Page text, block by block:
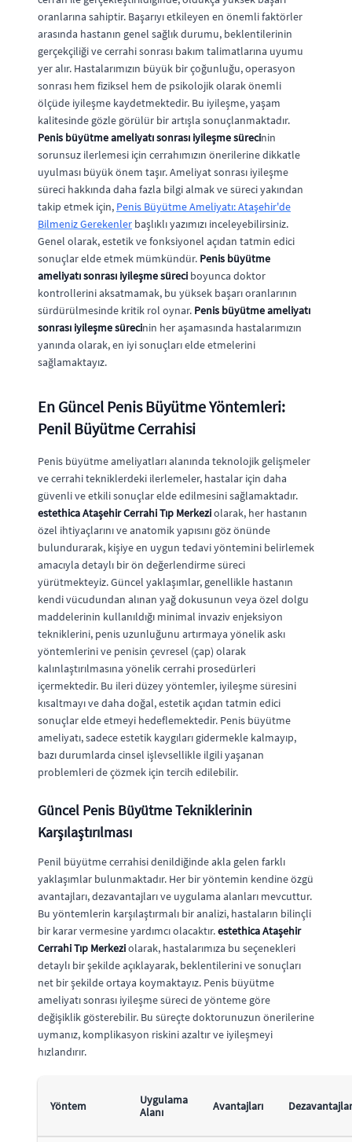
oranlarına sahiptir. Başarıyı etkileyen en önemli faktörler
arasında hastanın genel sağlık durumu, beklentilerinin
gerçekçiliği ve cerrahi sonrası bakım talimatlarına uyumu
yer alır. Hastalarımızın büyük bir çoğunluğu, operasyon
sonrası hem fiziksel hem de psikolojik olarak önemli
ölçüde iyileşme kaydetmektedir. Bu iyileşme, yaşam
kalitesinde gözle görülür bir artışla sonuçlanmaktadır.
Penis büyütme ameliyatı sonrası iyileşme sürecinin
sorunsuz ilerlemesi için cerrahımızın önerilerine dikkatle
uyulması büyük önem taşır. Ameliyat sonrası iyileşme
süreci hakkında daha fazla bilgi almak ve süreci yakından
takip etmek için, Penis Büyütme Ameliyatı: Ataşehir'de
Bilmeniz Gerekenler başlıklı yazımızı inceleyebilirsiniz.
Genel olarak, estetik ve fonksiyonel açıdan tatmin edici
sonuçlar elde etmek mümkündür. Penis büyütme
ameliyatı sonrası iyileşme süreci boyunca doktor
kontrollerini aksatmamak, bu yüksek başarı oranlarının
sürdürülmesinde kritik rol oynar. Penis büyütme ameliyatı
sonrası iyileşme sürecinin her aşamasında hastalarımızın
yanında olarak, en iyi sonuçları elde etmelerini
sağlamaktayız.
En Güncel Penis Büyütme Yöntemleri:
Penil Büyütme Cerrahisi
Penis büyütme ameliyatları alanında teknolojik gelişmeler
ve cerrahi tekniklerdeki ilerlemeler, hastalar için daha
güvenli ve etkili sonuçlar elde edilmesini sağlamaktadır.
estethica Ataşehir Cerrahi Tıp Merkeziolarak, her hastanın
özel ihtiyaçlarını ve anatomik yapısını göz önünde
bulundurarak, kişiye en uygun tedavi yöntemini belirlemek
amacıyla detaylı bir ön değerlendirme süreci
yürütmekteyiz. Güncel yaklaşımlar, genellikle hastanın
kendi vücudundan alınan yağ dokusunun veya özel dolgu
maddelerinin kullanıldığı minimal invaziv enjeksiyon
tekniklerini, penis uzunluğunu artırmaya yönelik askı
yöntemlerini ve penisin çevresel (çap) olarak
kalınlaştırılmasına yönelik cerrahi prosedürleri
içermektedir. Bu ileri düzey yöntemler, iyileşme süresini
kısaltmayı ve daha doğal, estetik açıdan tatmin edici
sonuçlar elde etmeyi hedeflemektedir. Penis büyütme
ameliyatı, sadece estetik kaygıları gidermekle kalmayıp,
bazı durumlarda cinsel işlevsellikle ilgili yaşanan
problemleri de çözmek için tercih edilebilir.
Güncel Penis Büyütme Tekniklerinin
Karşılaştırılması
Penil büyütme cerrahisi denildiğinde akla gelen farklı
yaklaşımlar bulunmaktadır. Her bir yöntemin kendine özgü
avantajları, dezavantajları ve uygulama alanları mevcuttur.
Bu yöntemlerin karşılaştırmalı bir analizi, hastaların bilinçli
bir karar vermesine yardımcı olacaktır.estethica Ataşehir
Cerrahi Tıp Merkeziolarak, hastalarımıza bu seçenekleri
detaylı bir şekilde açıklayarak, beklentilerini ve sonuçları
net bir şekilde ortaya koymaktayız. Penis büyütme
ameliyatı sonrası iyileşme süreci de yönteme göre
değişiklik gösterebilir. Bu süreçte doktorunuzun önerilerine
uymanız, komplikasyon riskini azaltır ve iyileşmeyi
hızlandırır.
Yöntem
Uygulama
Alanı
Avantajları